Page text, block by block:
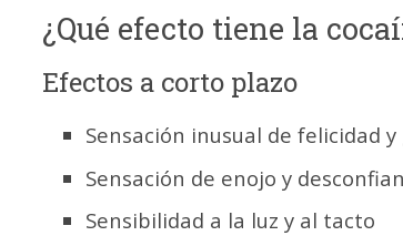
¿Qué efecto tiene la
Efectos a corto plazo
Sensación inusual de felicidad
Sensación de enojo y
Sensibilidad a la luz y al tacto